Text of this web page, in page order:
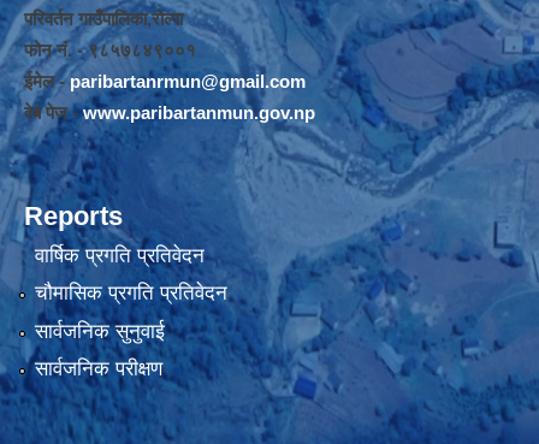
परिवर्तन गाउँपालिका,रोल्पा
फोन नंं. - ९८५७८४९००१
ईमेल -paribartanrmun@gmail.com
वेब पेज -www.paribartanmun.gov.np
Reports
वार्षिक प्रगति प्रतिवेदन
चौमासिक प्रगति प्रतिवेदन
सार्वजनिक सुनुवाई
सार्वजनिक परीक्षण